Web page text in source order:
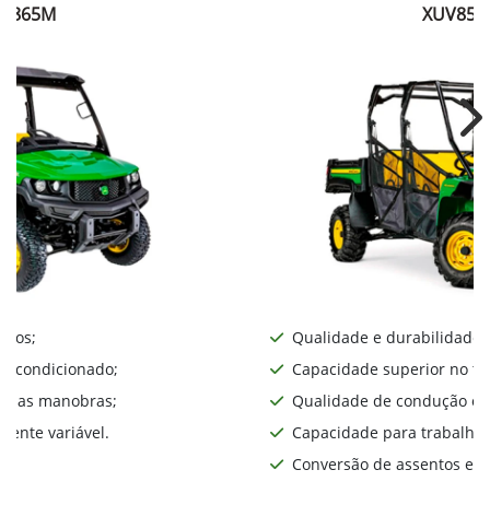
condicionado;
as manobras;
variável.
Qualidade e durabilidade;
Capacidade superior no
Qualidade de condução o
Capacidade para
Conversão de assentos e